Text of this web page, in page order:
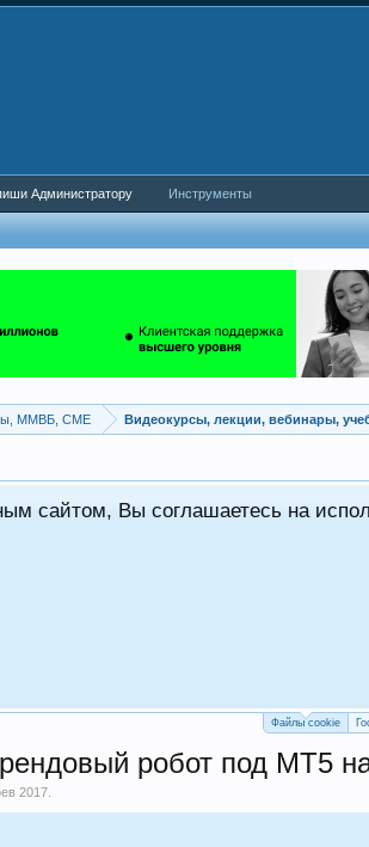
ММВБ, CME Видеокурсы, лекции, вебинары,
сайтом, Вы соглашаетесь на
Файлы cookie
робот под МТ5
2017
Администратору Инструменты